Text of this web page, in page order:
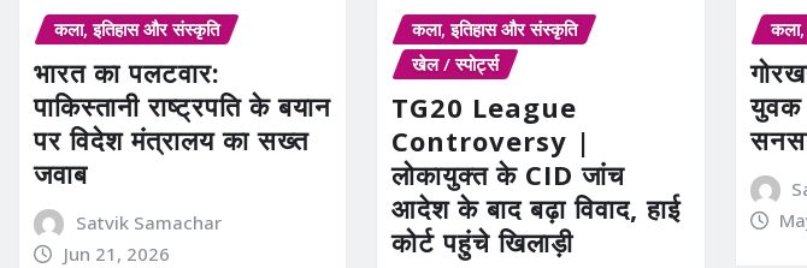
कला, इतिहास और संस्कृति
भारत का पलटवार:
पाकिस्तानी राष्ट्रपति के बयान
पर विदेश मंत्रालय का सख्त
जवाब
Satvik Samachar
Jun 21, 2026
कला, इतिहास और संस्कृति
खेल / स्पोर्ट्स
TG20 League
Controversy |
लोकायुक्त के CID जांच
आदेश के बाद बढ़ा विवाद, हाई
कोर्ट पहुंचे खिलाड़ी
कला,
युवक